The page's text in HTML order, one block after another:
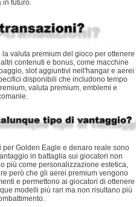
in futuro.
valuta premium del gioco per ottenere
contenuti e bonus, come macchine
slot aggiuntivi nell'hangar e aerei
disponibili che includono tempo
valuta premium, emblemi e
Golden Eagle e denaro reale sono
in battaglia sui giocatori non
più come personalizzazione estetica,
però che gli aerei premium vengono
e permettono ai giocatori di ottenere
modelli più rari ma non risultano più